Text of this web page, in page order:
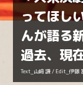
ってほし
んが語る
過去、現
Text_山﨑 謙 / Edit_伊藤